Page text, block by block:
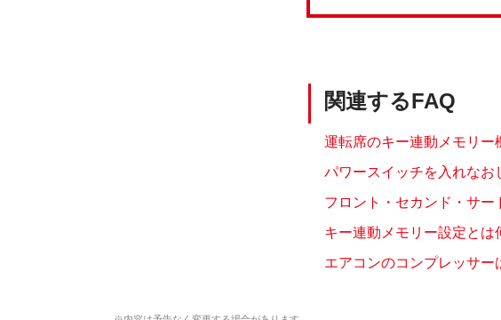
関連するFAQ
運転席のキー連動メモリー
パワースイッチを入れなお
フロント・セカンド・サー
キー連動メモリー設定とは
エアコンのコンプレッサー